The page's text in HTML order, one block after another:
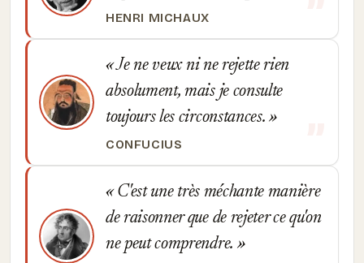
HENRI MICHAUX
Je ne veux ni ne rejette rien
absolument, mais je consulte
toujours les circonstances.
CONFUCIUS
C'est une très méchante manière
de raisonner que de rejeter ce qu'on
ne peut comprendre.